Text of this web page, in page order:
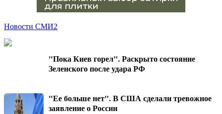
Новости СМИ2
"Пока Киев горел". Раскрыто состояние
Зеленского после удара РФ
"Ее больше нет". В США сделали тревожное
заявление о России